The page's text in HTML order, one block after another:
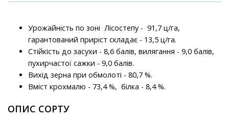
Урожайність по зоні Лісостепу - 91,7 ц/га,
гарантований приріст складає - 13,5 ц/га.
Стійкість до засухи - 8,6 балів, вилягання - 9,0 балів,
пухирчастої сажки - 9,0 балів.
Вихід зерна при обмолоті - 80,7 %.
Вміст крохмалю - 73,4 %, білка - 8,4 %.
ОПИС СОРТУ